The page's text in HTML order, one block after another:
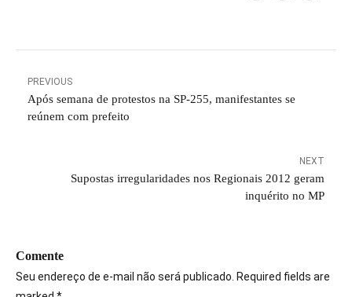
PREVIOUS
Após semana de protestos na SP-255, manifestantes se
reúnem com prefeito
NEXT
Supostas irregularidades nos Regionais 2012 geram
inquérito no MP
Comente
Seu endereço de e-mail não será publicado. Required fields are